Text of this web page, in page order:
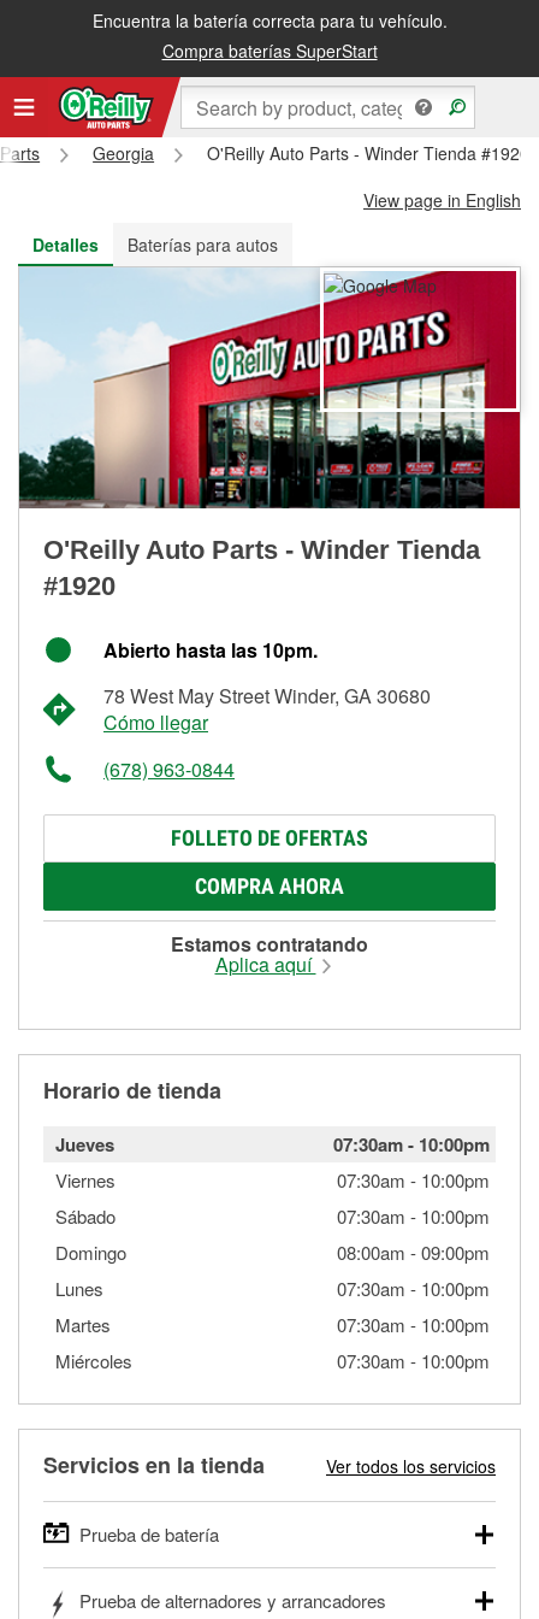
Encuentra la batería correcta para tu vehículo.
Compra baterías SuperStart
Recibe tu orden gratis al día siguiente o recógela en la tienda
Georgia
O'Reilly Auto Parts - Winder Tienda #1920
View page in English
Detalles
Baterías para autos
O'Reilly Auto Parts - Winder Tienda
#1920
Abierto hasta las 10pm.
78 West May Street Winder, GA 30680
Cómo llegar
(678) 963-0844
FOLLETO DE OFERTAS
COMPRA AHORA
Estamos contratando
Aplica aquí
Horario de tienda
Jueves 07:30am- 10:00pm
Viernes 07:30am - 10:00pm
Sábado
07:30am - 10:00pm
Domingo
08:00am -09:00pm
Lunes
07:30am - 10:00pm
Martes
07:30am - 10:00pm
Miércoles
07:30am - 10:00pm
Servicios en la tienda Ver todos los servicios
Prueba de batería
autos, camionetas, SUVs, vehículos comerciales y
Prueba de alternadores y arrancadores